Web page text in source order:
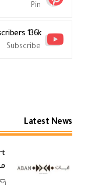
Pin
136k
Subscribe
Latest News